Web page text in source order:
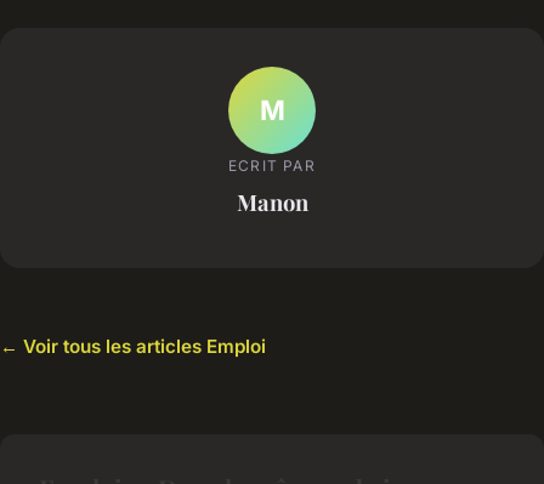
M
ECRIT PAR
Manon
← Voir tous les articles Emploi